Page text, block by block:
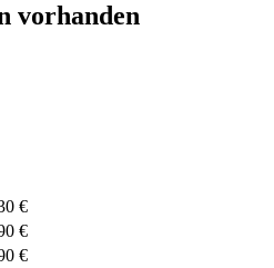
vorhanden
€
€
€